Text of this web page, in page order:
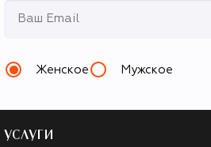
Женское Мужское
УСЛУГИ